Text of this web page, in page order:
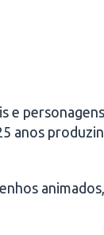
e
anos